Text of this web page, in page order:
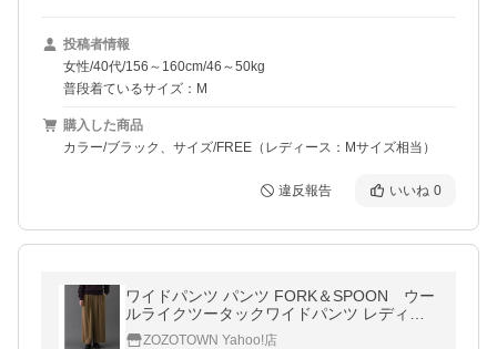
投稿者情報
女性/40代/156～160cm/46～50kg
普段着ているサイズ：M
購入した商品
カラー/ブラック、サイズ/FREE（レディース：Mサイズ相当）
違反報告 いいね 0
ワイドパンツ パンツ FORK＆SPOON ウー
ルライクツータックワイドパンツ レディー
スZOZOTOWN Yahoo!店